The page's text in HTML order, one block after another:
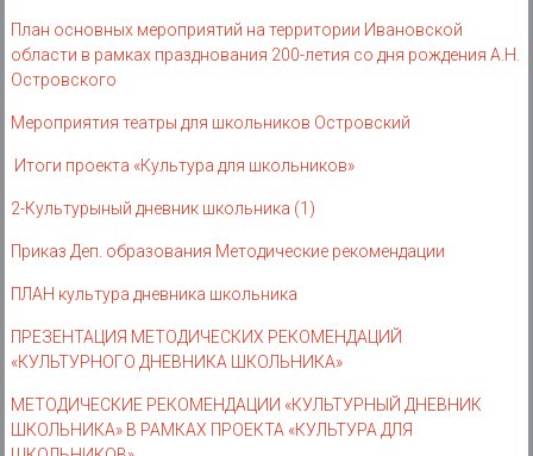
учреждение
План основных мероприятий на территории Ивановской
области в рамках празднования 200-летия со дня рождения А.Н.
Островского
Мероприятия театры для школьников Островский
Итоги проекта «Культура для школьников»
2-Культурыный дневник школьника (1)
Приказ Деп. образования Методические рекомендации
ПЛАН культура дневника школьника
ПРЕЗЕНТАЦИЯ МЕТОДИЧЕСКИХ РЕКОМЕНДАЦИЙ
«КУЛЬТУРНОГО ДНЕВНИКА ШКОЛЬНИКА»
МЕТОДИЧЕСКИЕ РЕКОМЕНДАЦИИ «КУЛЬТУРНЫЙ ДНЕВНИК
ШКОЛЬНИКА» В РАМКАХ ПРОЕКТА «КУЛЬТУРА ДЛЯ